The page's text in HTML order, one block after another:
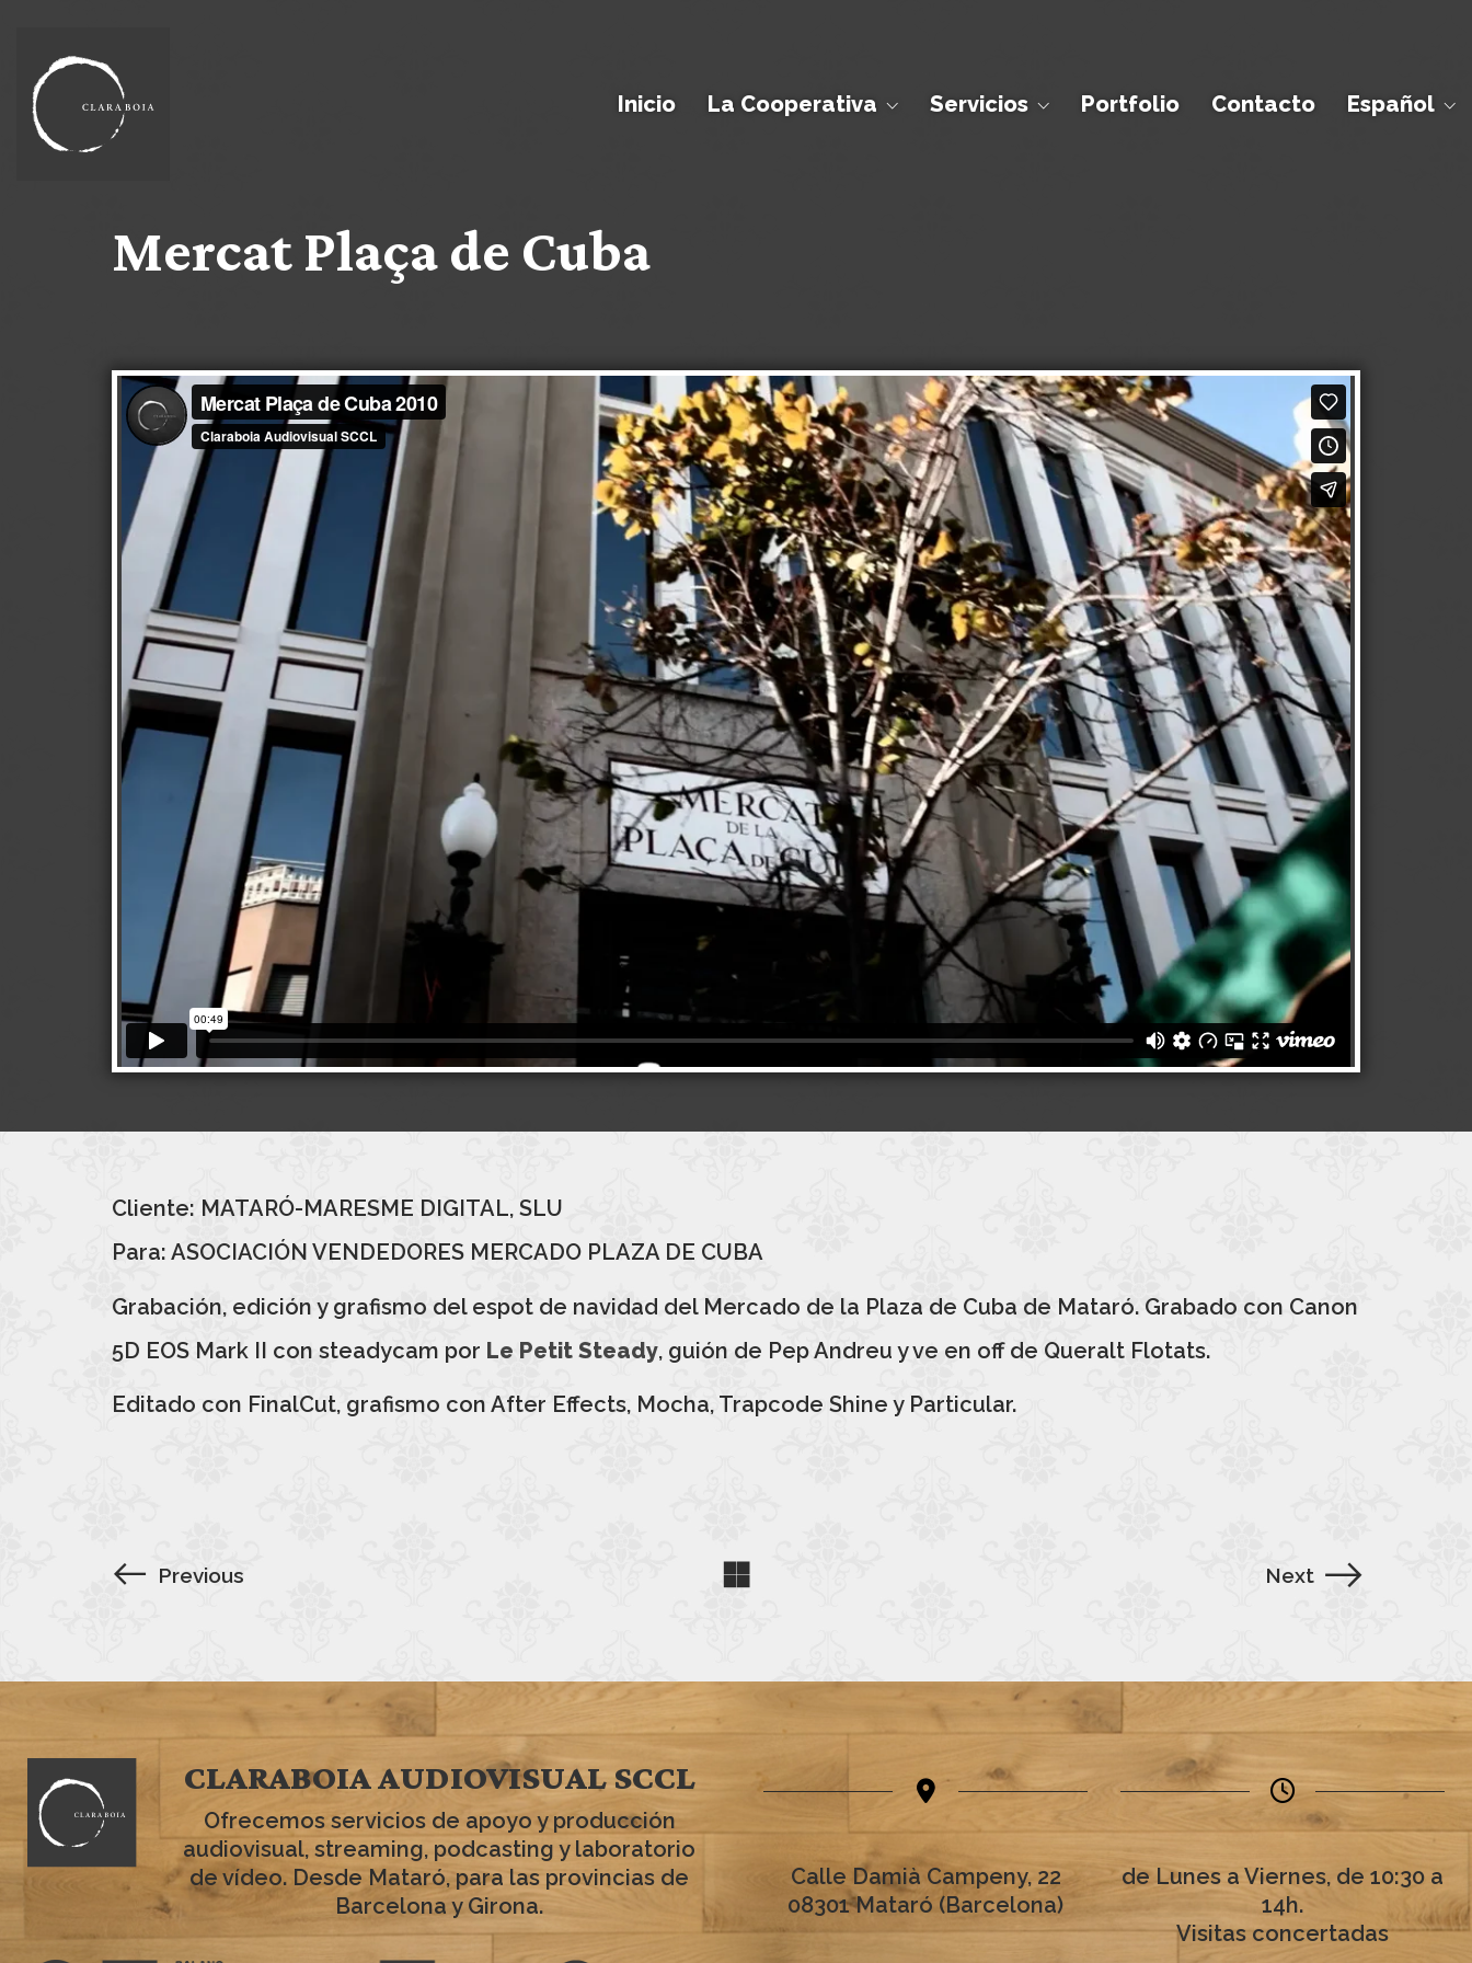
Inicio La Cooperativa Servicios Portfolio Contacto Español
Mercat Plaça de Cuba
Cliente: MATARÓ-MARESME DIGITAL, SLU
Para: ASOCIACIÓN VENDEDORES MERCADO PLAZA DE CUBA
Grabación, edición y grafismo del espot de navidad del Mercado de la Plaza de Cuba de Mataró. Grabado con Canon
5D EOS Mark II con steadycam por Le Petit Steady, guión de Pep Andreu y ve en off de Queralt Flotats.
Editado con FinalCut, grafismo con After Effects, Mocha, Trapcode Shine y Particular.
Previous Next
CLARABOIA AUDIOVISUAL SCCL
Ofrecemos servicios de apoyo y producción
audiovisual, streaming, podcasting y laboratorio
de vídeo. Desde Mataró, para las provincias de
Barcelona y Girona.
Calle Damià Campeny, 22
08301 Mataró (Barcelona)
de Lunes a Viernes, de 10:30 a
14h.
Visitas concertadas